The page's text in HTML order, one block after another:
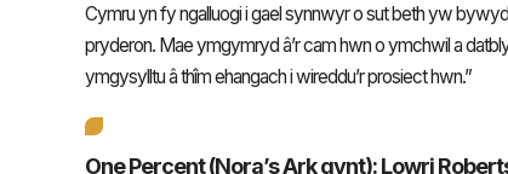
Cymru yn fy ngalluogi i gael synnwyr o sut beth yw bywyd
pryderon. Mae ymgymryd â’r cam hwn o ymchwil a
ymgysylltu â thîm ehangach i wireddu’r prosiect hwn.”
One Percent(Nora’s Arkgynt):Lowri